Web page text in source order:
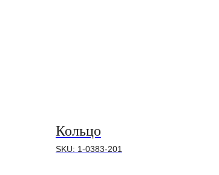
Кольцо
SKU: 1-0383-201